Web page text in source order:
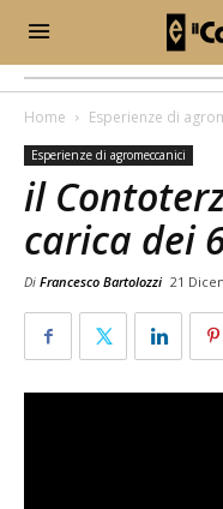
Home Esperienze di
Esperienze di agromeccanici
il
carica dei
Di Francesco Bartolozzi 21